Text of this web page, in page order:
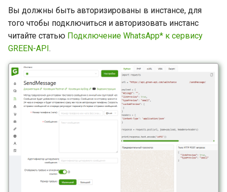
Вы должны быть авторизированы в инстансе, для
того чтобы подключиться и авторизовать инстанс
читайте статью Подключение WhatsApp* к сервису
GREEN-API.